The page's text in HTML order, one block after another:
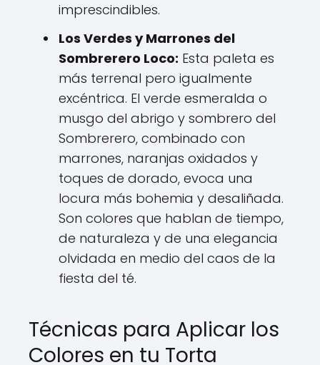
imprescindibles.
Los Verdes y Marrones del
Sombrerero Loco: Esta paleta es
más terrenal pero igualmente
excéntrica. El verde esmeralda o
musgo del abrigo y sombrero del
Sombrerero, combinado con
marrones, naranjas oxidados y
toques de dorado, evoca una
locura más bohemia y desaliñada.
Son colores que hablan de tiempo,
de naturaleza y de una elegancia
olvidada en medio del caos de la
fiesta del té.
Técnicas para Aplicar los
Colores en tu Torta